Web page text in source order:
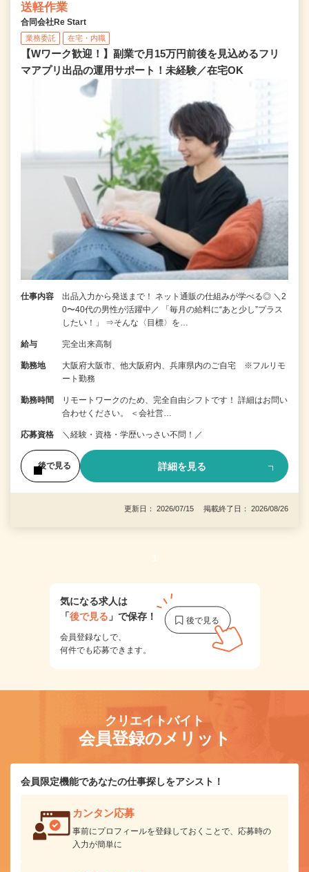
送軽作業
合同会社Re Start
業務委託 在宅・内職
【Wワーク歓迎！】副業で月15万円前後を見込めるフリ
マアプリ出品の運用サポート！未経験／在宅OK
仕事内容
出品入力から発送まで！ ネット通販の仕組みが学べる◎ ＼2
0〜40代の男性が活躍中／ 「毎月の給料に“あと少し”プラス
したい！」 ⇒そんな〈目標〉を…
給与 完全出来高制
勤務地
大阪府大阪市、他大阪府内、兵庫県内のご自宅 ※フルリモ
ート勤務
勤務時間
リモートワークのため、完全自由シフトです！ 詳細はお問い
合わせください。 ＜会社営…
応募資格 ＼経験・資格・学歴いっさい不問！／
後で見る 詳細を見る
更新日： 2026/07/15 掲載終了日： 2026/08/26
1
気になる求人は
「後で見る 」で保存！
会員登録なしで、
何件でも応募できます。
クリエイトバイト
会員登録のメリット
会員限定機能であなたの仕事探しをアシスト！
カンタン応募
事前にプロフィールを登録しておくことで、応募時の
入力が簡単に